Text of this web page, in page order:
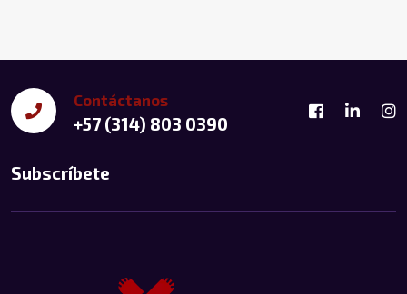
Contáctanos
+57 (314) 803 0390
Subscríbete